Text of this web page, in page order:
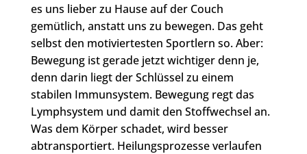
es uns lieber zu Hause auf der Couch
gemütlich, anstatt uns zu bewegen. Das geht
selbst den motiviertesten Sportlern so. Aber:
Bewegung ist gerade jetzt wichtiger denn je,
denn darin liegt der Schlüssel zu einem
stabilen Immunsystem. Bewegung regt das
Lymphsystem und damit den Stoffwechsel an.
Was dem Körper schadet, wird besser
abtransportiert. Heilungsprozesse verlaufen